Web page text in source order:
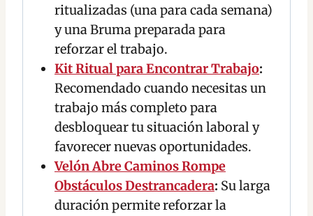
ritualizadas (una para cada semana)
y una Bruma preparada para
reforzar el trabajo.
Kit Ritual para Encontrar Trabajo:
Recomendado cuando necesitas un
trabajo más completo para
desbloquear tu situación laboral y
favorecer nuevas oportunidades.
Velón Abre Caminos Rompe
Obstáculos Destrancadera: Su larga
duración permite reforzar la